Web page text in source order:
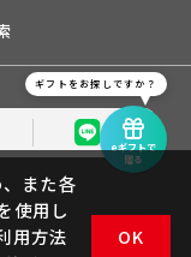
また各
使用し
用方法
OK
eギフトで
贈る
ギフトをお探しですか？